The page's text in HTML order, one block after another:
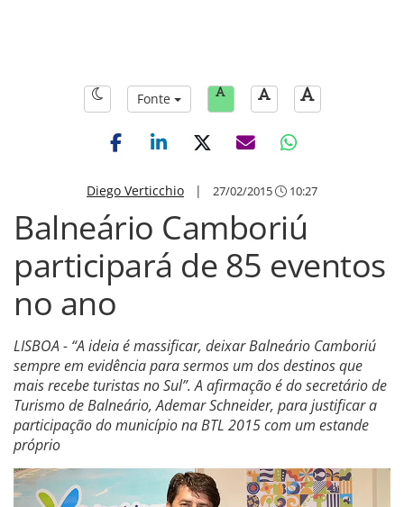
Fonte
Diego Verticchio | 27/02/2015 10:27
Balneário Camboriú
participará de 85 eventos
no ano
LISBOA - “A ideia é massificar, deixar Balneário Camboriú
sempre em evidência para sermos um dos destinos que
mais recebe turistas no Sul”. A afirmação é do secretário de
Turismo de Balneário, Ademar Schneider, para justificar a
participação do município na BTL 2015 com um estande
próprio